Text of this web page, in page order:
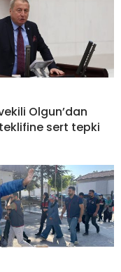
Olgun’dan
sert tepki